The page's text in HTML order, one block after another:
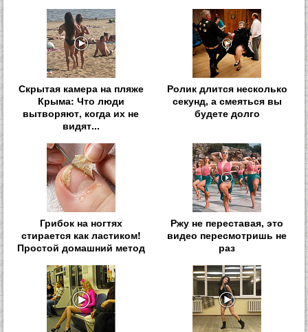
Скрытая камера на пляже
Крыма: Что люди
вытворяют, когда их не
видят...
Ролик длится несколько
секунд, а смеяться вы
будете долго
Грибок на ногтях
стирается как ластиком!
Простой домашний метод
Ржу не переставая, это
видео пересмотришь не
раз